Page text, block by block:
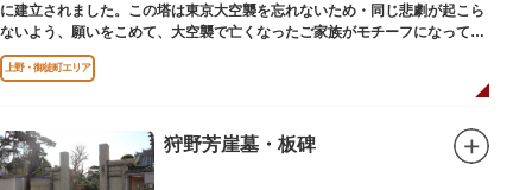
に建立されました。この塔は東京大空襲を忘れないため・同じ悲劇が起こら
ないよう、願いをこめて、大空襲で亡くなったご家族がモチーフになってい
る平和祈念母子像・時計塔です。
上野・御徒町エリア
狩野芳崖墓・板碑